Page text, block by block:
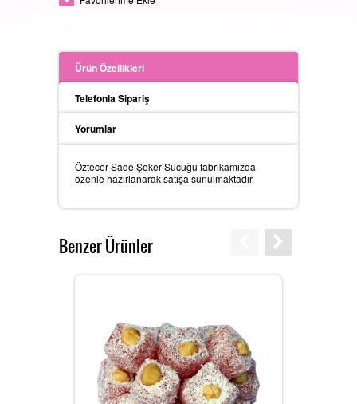
Ürün Özellikleri
Telefonla Sipariş
Yorumlar
Öztecer Sade Şeker Sucuğu fabrikamızda
özenle hazırlanarak satışa sunulmaktadır.
Benzer Ürünler